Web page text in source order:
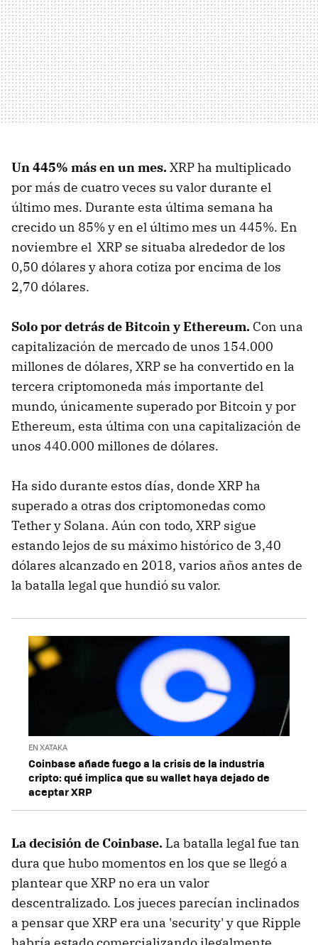
Un 445% más en un mes.XRP ha multiplicado
por más de cuatro veces su valor durante el
último mes. Durante esta última semana ha
crecido un 85% y en el último mes un 445%. En
noviembre el XRP se situaba alrededor de los
0,50 dólares y ahora cotiza por encima de los
2,70 dólares.
Solo por detrás de Bitcoin y Ethereum. Con una
capitalización de mercado de unos 154.000
millones de dólares, XRP se ha convertido en la
tercera criptomoneda más importante del
mundo, únicamente superado por Bitcoin y por
Ethereum, esta última con una capitalización de
unos 440.000 millones de dólares.
Ha sido durante estos días, donde XRP ha
superado a otras dos criptomonedas como
Tether y Solana. Aún con todo, XRP sigue
estando lejos de su máximo histórico de 3,40
dólares alcanzado en 2018, varios años antes de
la batalla legal que hundió su valor.
EN XATAKA
Coinbase añade fuego a la crisis de la industria
cripto: qué implica que su wallet haya dejado de
aceptar XRP
La decisión de Coinbase. La batalla legal fue tan
dura que hubo momentos en los que se llegó a
plantear que XRP no era un valor
descentralizado. Los jueces parecían inclinados
a pensar que XRP era una 'security' y que Ripple